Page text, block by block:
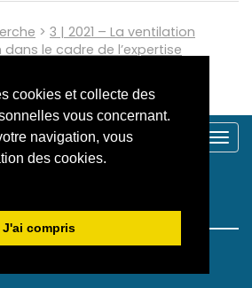
cookies et collecte des
vous concernant.
navigation, vous
des cookies.
J'ai compris
> 3 | 2021 – La ventilation
le cadre de l’expertise
à l’usage et à la
?